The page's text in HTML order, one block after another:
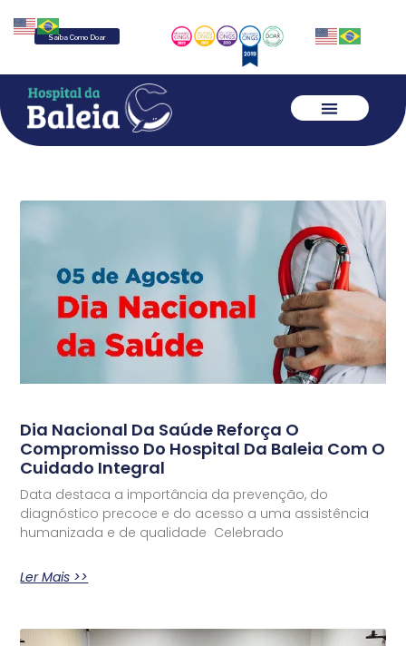
Saiba Como Doar
Dia Nacional Da Saúde Reforça O
Compromisso Do Hospital Da Baleia Com O
Cuidado Integral
Data destaca a importância da prevenção, do
diagnóstico precoce e do acesso a uma assistência
humanizada e de qualidade Celebrado
Ler Mais >>